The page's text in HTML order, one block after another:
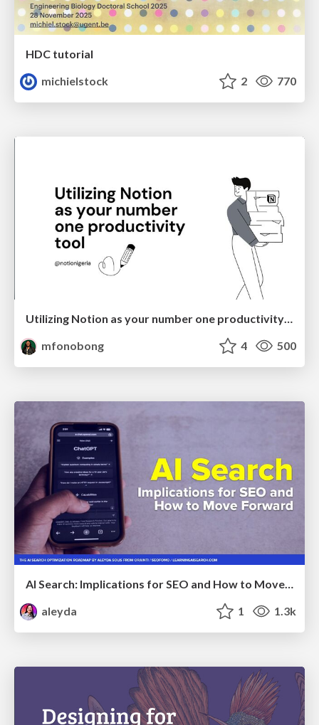
HDC tutorial
michielstock
2 770
Utilizing Notion as your number one productivity tool
mfonobong
4 500
aleyda
1 1.3k